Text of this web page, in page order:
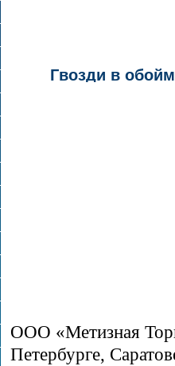
Гвозди в
ООО «Метизная
Петербурге,